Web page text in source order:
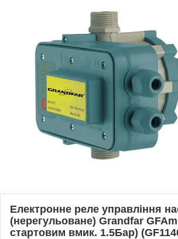
Електронне реле управління
(нерегульоване) Grandfar
стартовим вмик. 1.5Бар)